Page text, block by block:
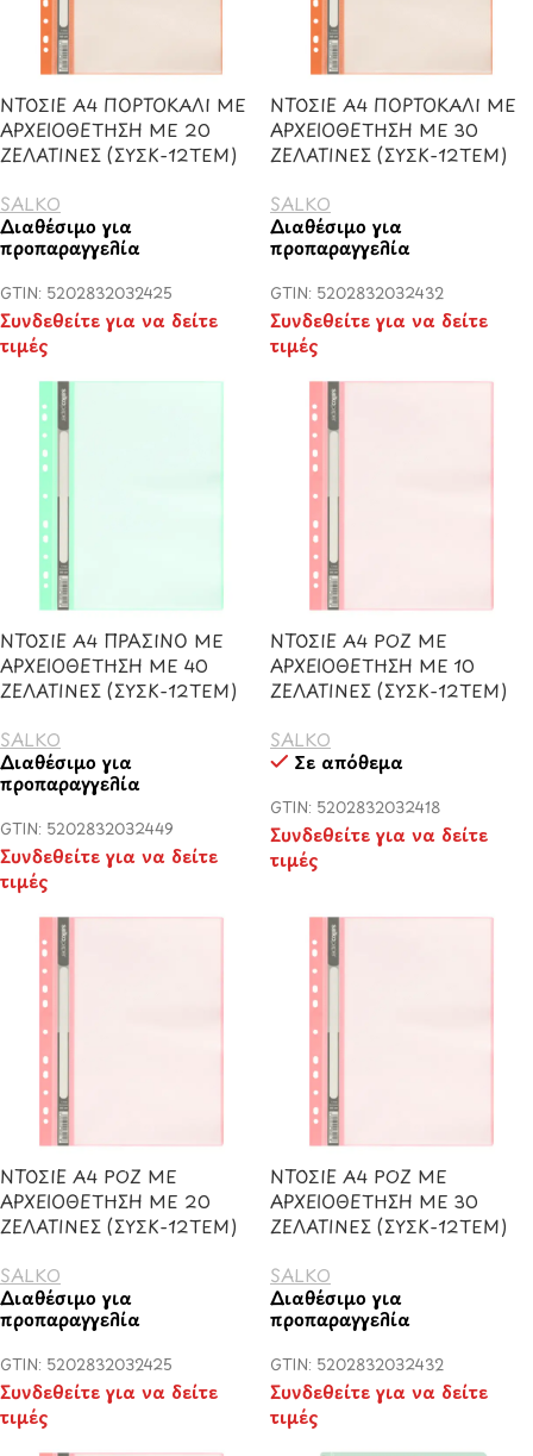
ΝΤΟΣΙΕ Α4 ΠΟΡΤΟΚΑΛΙ ΜΕ
ΑΡΧΕΙΟΘΕΤΗΣΗ ΜΕ 20
ΖΕΛΑΤΙΝΕΣ (ΣΥΣΚ-12ΤΕΜ)
SALKO
Διαθέσιμο για
προπαραγγελία
GTIN: 5202832032425
Συνδεθείτε για να δείτε
τιμές
ΝΤΟΣΙΕ Α4 ΠΟΡΤΟΚΑΛΙ ΜΕ
ΑΡΧΕΙΟΘΕΤΗΣΗ ΜΕ 30
ΖΕΛΑΤΙΝΕΣ (ΣΥΣΚ-12ΤΕΜ)
SALKO
Διαθέσιμο για
προπαραγγελία
GTIN: 5202832032432
Συνδεθείτε για να δείτε
τιμές
ΝΤΟΣΙΕ Α4 ΠΡΑΣΙΝΟ ΜΕ
ΑΡΧΕΙΟΘΕΤΗΣΗ ΜΕ 40
ΖΕΛΑΤΙΝΕΣ (ΣΥΣΚ-12ΤΕΜ)
SALKO
Διαθέσιμο για
προπαραγγελία
GTIN: 5202832032449
Συνδεθείτε για να δείτε
τιμές
ΝΤΟΣΙΕ Α4 ΡΟΖ ΜΕ
ΑΡΧΕΙΟΘΕΤΗΣΗ ΜΕ 10
ΖΕΛΑΤΙΝΕΣ (ΣΥΣΚ-12ΤΕΜ)
SALKO
Σε απόθεμα
GTIN: 5202832032418
Συνδεθείτε για να δείτε
τιμές
ΝΤΟΣΙΕ Α4 ΡΟΖ ΜΕ
ΑΡΧΕΙΟΘΕΤΗΣΗ ΜΕ 20
ΖΕΛΑΤΙΝΕΣ (ΣΥΣΚ-12ΤΕΜ)
SALKO
Διαθέσιμο για
προπαραγγελία
GTIN: 5202832032425
Συνδεθείτε για να δείτε
τιμές
ΝΤΟΣΙΕ Α4 ΡΟΖ ΜΕ
ΑΡΧΕΙΟΘΕΤΗΣΗ ΜΕ 30
ΖΕΛΑΤΙΝΕΣ (ΣΥΣΚ-12ΤΕΜ)
SALKO
Διαθέσιμο για
προπαραγγελία
GTIN: 5202832032432
Συνδεθείτε για να δείτε
τιμές